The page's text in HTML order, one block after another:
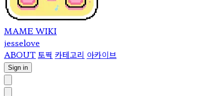
MAME WIKI
jesselove
ABOUT 토픽 카테고리 아카이브
Sign in